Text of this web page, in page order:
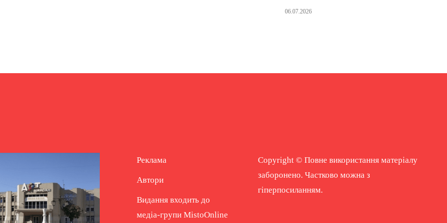
06.07.2026
Реклама
Автори
Видання входить до
медіа-групи MistoOnline
Copyright © Повне використання матеріалу
заборонено. Частково можна з
гіперпосиланням.